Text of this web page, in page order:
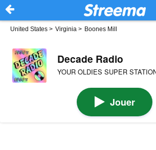
United States > Virginia > Boones Mill
Decade Radio
YOUR OLDIES SUPER
Jouer